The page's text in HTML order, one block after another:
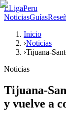
LLigaPeru
NoticiasGuías
Inicio
›Noticias
›Tijuana-
Noticias
Tijuana-
y vuelve a